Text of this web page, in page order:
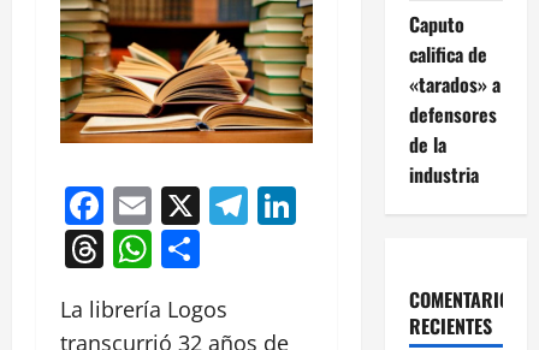
Facebook
Email
X Telegram
LinkedIn
Threads
WhatsApp
La librería Logos
transcurrió 32 años de
Caputo
califica de
«tarados» a
defensores
de la
industria
COMENTARIOS
RECIENTES